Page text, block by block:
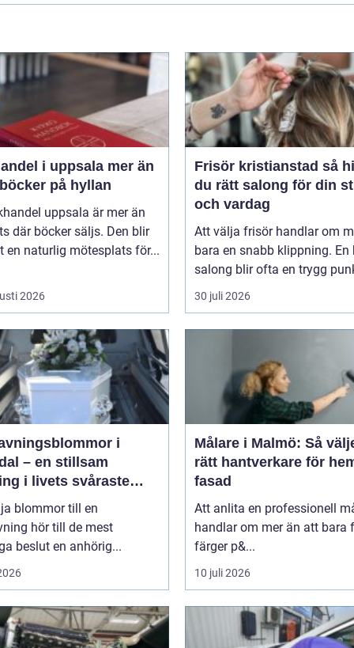
i uppsala mer än
på hyllan
uppsala är mer än
där böcker säljs. Den blir
en naturlig mötesplats för...
2026
Frisör kristianstad så hittar
du rätt salong för din
och vardag
Att välja frisör handlar om
bara en snabb klippning. En
salong blir ofta en trygg
30 juli 2026
i
– en stillsam
i livets svåraste
blommor till en
hör till de mest
beslut en anhörig...
Målare i Malmö: Så
rätt hantverkare för
fasad
Att anlita en professionell
handlar om mer än att bara
färger p&...
10 juli 2026